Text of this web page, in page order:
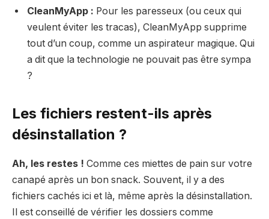
CleanMyApp : Pour les paresseux (ou ceux qui
veulent éviter les tracas), CleanMyApp supprime
tout d’un coup, comme un aspirateur magique. Qui
a dit que la technologie ne pouvait pas être sympa
?
Les fichiers restent-ils après
désinstallation ?
Ah, les restes ! Comme ces miettes de pain sur votre
canapé après un bon snack. Souvent, il y a des
fichiers cachés ici et là, même après la désinstallation.
Il est conseillé de vérifier les dossiers comme